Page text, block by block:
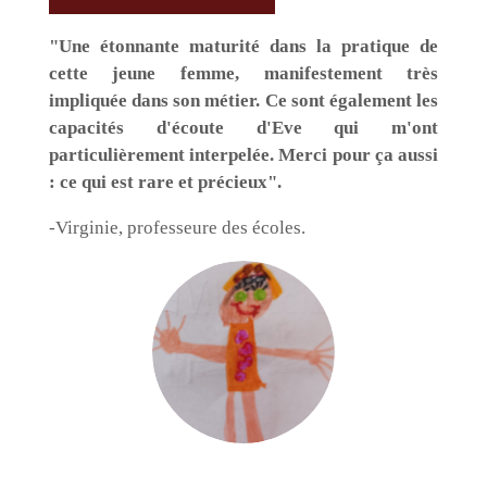
"Une étonnante maturité dans la pratique de
cette jeune femme, manifestement très
impliquée dans son métier. Ce sont également les
capacités d'écoute d'Eve qui m'ont
particulièrement interpelée. Merci pour ça aussi
: ce qui est rare et précieux".
-Virginie, professeure des écoles.